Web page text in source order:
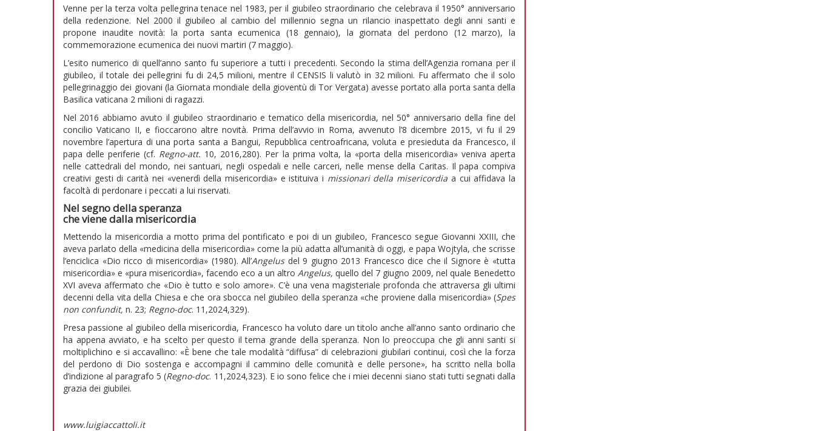
Venne per la terza volta pellegrina tenace nel 1983, per il giubileo straordinario che celebrava il 1950° anniversario
della redenzione. Nel 2000 il giubileo al cambio del millennio segna un rilancio inaspettato degli anni santi e
propone inaudite novità: la porta santa ecumenica (18 gennaio), la giornata del perdono (12 marzo), la
commemorazione ecumenica dei nuovi martiri (7 maggio).
L’esito numerico di quell’anno santo fu superiore a tutti i precedenti. Secondo la stima dell’Agenzia romana per il
giubileo, il totale dei pellegrini fu di 24,5 milioni, mentre il CENSIS li valutò in 32 milioni. Fu affermato che il solo
pellegrinaggio dei giovani (la Giornata mondiale della gioventù di Tor Vergata) avesse portato alla porta santa della
Basilica vaticana 2 milioni di ragazzi.
Nel 2016 abbiamo avuto il giubileo straordinario e tematico della misericordia, nel 50° anniversario della fine del
concilio Vaticano II, e fioccarono altre novità. Prima dell’avvio in Roma, avvenuto l’8 dicembre 2015, vi fu il 29
novembre l’apertura di una porta santa a Bangui, Repubblica centroafricana, voluta e presieduta da Francesco, il
papa delle periferie (cf. Regno-att. 10, 2016,280). Per la prima volta, la «porta della misericordia» veniva aperta
nelle cattedrali del mondo, nei santuari, negli ospedali e nelle carceri, nelle mense della Caritas. Il papa compiva
creativi gesti di carità nei «venerdì della misericordia» e istituiva i missionari della misericordia a cui affidava la
facoltà di perdonare i peccati a lui riservati.
Nel segno della speranza
che viene dalla misericordia
Mettendo la misericordia a motto prima del pontificato e poi di un giubileo, Francesco segue Giovanni XXIII, che
aveva parlato della «medicina della misericordia» come la più adatta all’umanità di oggi, e papa Wojtyla, che scrisse
l’enciclica «Dio ricco di misericordia» (1980). All’Angelusdel 9 giugno 2013 Francesco dice che il Signore è «tutta
misericordia» e «pura misericordia», facendo eco a un altro Angelus, quello del 7 giugno 2009, nel quale Benedetto
XVI aveva affermato che «Dio è tutto e solo amore». C’è una vena magisteriale profonda che attraversa gli ultimi
decenni della vita della Chiesa e che ora sbocca nel giubileo della speranza «che proviene dalla misericordia» (Spes
non confundit, n. 23; Regno-doc. 11,2024,329).
Presa passione al giubileo della misericordia, Francesco ha voluto dare un titolo anche all’anno santo ordinario che
ha appena avviato, e ha scelto per questo il tema grande della speranza. Non lo preoccupa che gli anni santi si
moltiplichino e si accavallino: «È bene che tale modalità “diffusa” di celebrazioni giubilari continui, così che la forza
del perdono di Dio sostenga e accompagni il cammino delle comunità e delle persone», ha scritto nella bolla
d’indizione al paragrafo 5 (Regno-doc. 11,2024,323). E io sono felice che i miei decenni siano stati tutti segnati dalla
grazia dei giubilei.
www.luigiaccattoli.it